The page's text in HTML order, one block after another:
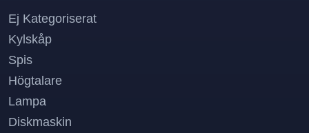
Ej Kategoriserat
Kylskåp
Spis
Högtalare
Lampa
Diskmaskin